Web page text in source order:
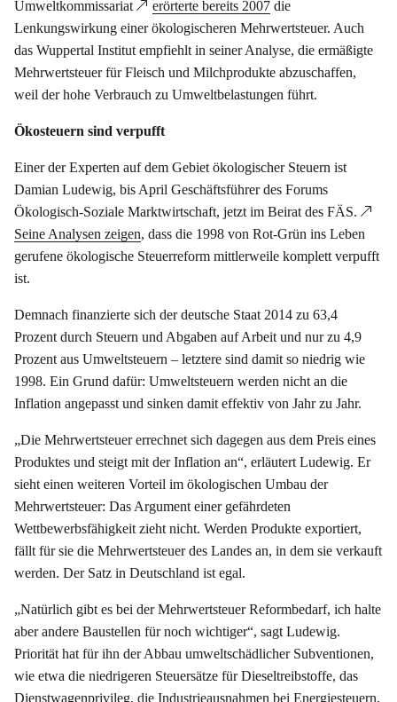
Umweltkommissariat
erörterte bereits 2007 die
Lenkungswirkung einer ökologischeren Mehrwertsteuer. Auch
das Wuppertal Institut empfiehlt in seiner Analyse, die ermäßigte
Mehrwertsteuer für Fleisch und Milchprodukte abzuschaffen,
weil der hohe Verbrauch zu Umweltbelastungen führt.
Ökosteuern sind verpufft
Einer der Experten auf dem Gebiet ökologischer Steuern ist
Damian Ludewig, bis April Geschäftsführer des Forums
Ökologisch-Soziale Marktwirtschaft, jetzt im Beirat des FÄS.
Seine Analysen zeigen, dass die 1998 von Rot-Grün ins Leben
gerufene ökologische Steuerreform mittlerweile komplett verpufft
ist.
Demnach finanzierte sich der deutsche Staat 2014 zu 63,4
Prozent durch Steuern und Abgaben auf Arbeit und nur zu 4,9
Prozent aus Umweltsteuern – letztere sind damit so niedrig wie
1998. Ein Grund dafür: Umweltsteuern werden nicht an die
Inflation angepasst und sinken damit effektiv von Jahr zu Jahr.
„Die Mehrwertsteuer errechnet sich dagegen aus dem Preis eines
Produktes und steigt mit der Inflation an“, erläutert Ludewig. Er
sieht einen weiteren Vorteil im ökologischen Umbau der
Mehrwertsteuer: Das Argument einer gefährdeten
Wettbewerbsfähigkeit zieht nicht. Werden Produkte exportiert,
fällt für sie die Mehrwertsteuer des Landes an, in dem sie verkauft
werden. Der Satz in Deutschland ist egal.
„Natürlich gibt es bei der Mehrwertsteuer Reformbedarf, ich halte
aber andere Baustellen für noch wichtiger“, sagt Ludewig.
Priorität hat für ihn der Abbau umweltschädlicher Subventionen,
wie etwa die niedrigeren Steuersätze für Dieseltreibstoffe, das
Dienstwagenprivileg, die Industrieausnahmen bei Energiesteuern,